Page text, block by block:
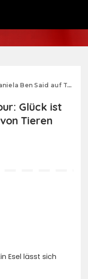
Said auf Tour: Glück ist tierisch leicht! Was wir von Tieren lernen können…
Glück ist
Tieren
Esel lässt sich